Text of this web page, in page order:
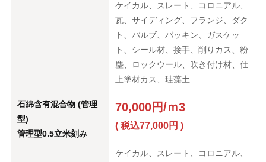
ケイカル、スレート、コロニアル、
瓦、サイディング、フランジ、ダク
ト、バルブ、パッキン、ガスケッ
ト、シール材、接手、削りカス、粉
塵、ロックウール、吹き付け材、仕
上塗材カス、珪藻土
石綿含有混合物 (管理
型)
管理型0.5立米刻み
70,000円/ｍ3
( 税込77,000円 )
ケイカル、スレート、コロニアル、